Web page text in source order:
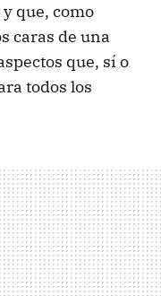
que, como
caras de una
que, sí o
todos los